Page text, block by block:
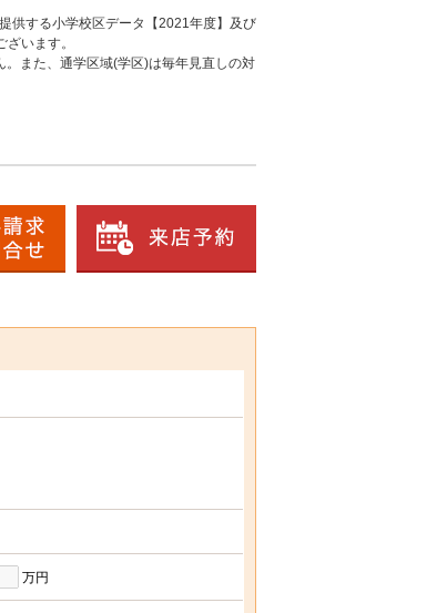
供する小学校区データ【2021年度】及び
います。
また、通学区域(学区)は毎年見直しの対
万円